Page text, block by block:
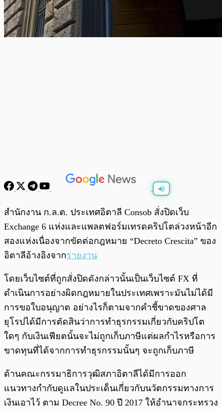
0:00 /
สำนักงาน ก.ล.ต. ประเทศอิตาลี Consob สั่งปิดเว็บ
Exchange 6 แห่งและแพลตฟอร์มเทรดคริปโตล่วงหน้าอีก
สองแห่งเนื่องจากขัดต่อกฎหมาย “Decreto Crescita” ของ
อิตาลีอ้างอิงจากรายงาน
โดยเว็บไซต์ที่ถูกสั่งปิดดังกล่าวนั้นเป็นเว็บไซต์ FX ที่
ดำเนินการอย่างผิดกฎหมายในประเทศเพราะมันไม่ได้มี
การขอใบอนุญาต อย่างไรก็ตามจากคำชี้ขาดของศาล
ยุโรปได้มีการตัดสินว่าการทำธุรกรรมเกี่ยวกับคริปโต
ใดๆ กับเงินเฟียตนั้นจะไม่ถูกเก็บภาษีแต่ผลกำไรหรือการ
ขาดทุนที่ได้จากการทำธุรกรรมนั้นๆ จะถูกเก็บภาษี
ด้านคณะกรรมาธิการวุฒิสภาอิตาลีได้มีการออก
แนวทางกำกับดูแลในประเด็นเกี่ยวกับนวัตกรรมทางการ
เงินเอาไว้ ตาม Decree No. 90 ปี 2017 ให้อำนาจกระทรวง